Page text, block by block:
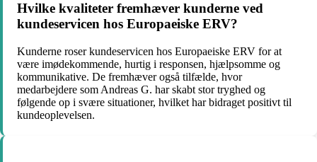
Hvilke kvaliteter fremhæver kunderne ved
kundeservicen hos Europaeiske ERV?
Kunderne roser kundeservicen hos Europaeiske ERV for at
være imødekommende, hurtig i responsen, hjælpsomme og
kommunikative. De fremhæver også tilfælde, hvor
medarbejdere som Andreas G. har skabt stor tryghed og
følgende op i svære situationer, hvilket har bidraget positivt til
kundeoplevelsen.